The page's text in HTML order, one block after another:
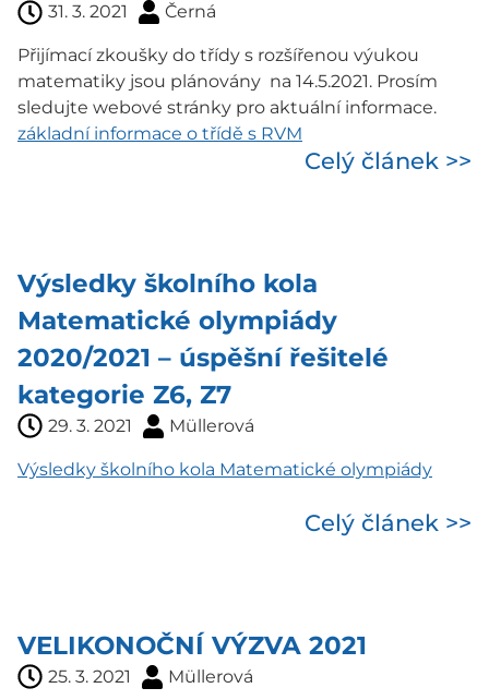
31. 3. 2021 Černá
Přijímací zkoušky do třídy s rozšířenou výukou
matematiky jsou plánovány na 14.5.2021. Prosím
sledujte webové stránky pro aktuální informace.
základní informace o třídě s RVM
Celý článek >>
Výsledky školního kola
Matematické olympiády
2020/2021 – úspěšní řešitelé
kategorie Z6, Z7
29. 3. 2021 Müllerová
Výsledky školního kola Matematické olympiády
Celý článek >>
VELIKONOČNÍ VÝZVA 2021
25. 3. 2021 Müllerová